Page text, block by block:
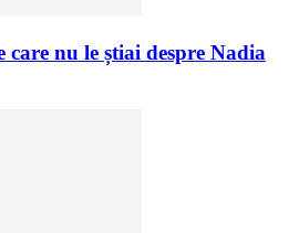
care nu le știai despre Nadia